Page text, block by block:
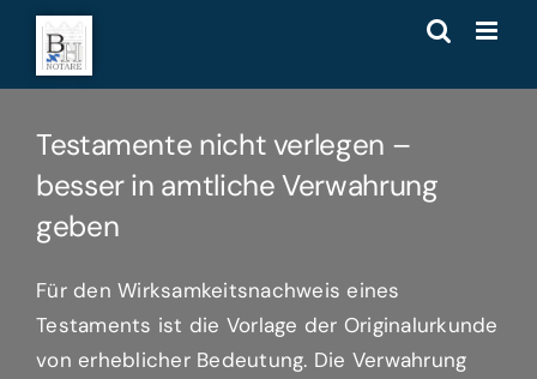
Zum
Inhalt
springen
Testamente nicht verlegen –
besser in amtliche Verwahrung
geben
Für den Wirksamkeitsnachweis eines
Testaments ist die Vorlage der Originalurkunde
von erheblicher Bedeutung. Die Verwahrung